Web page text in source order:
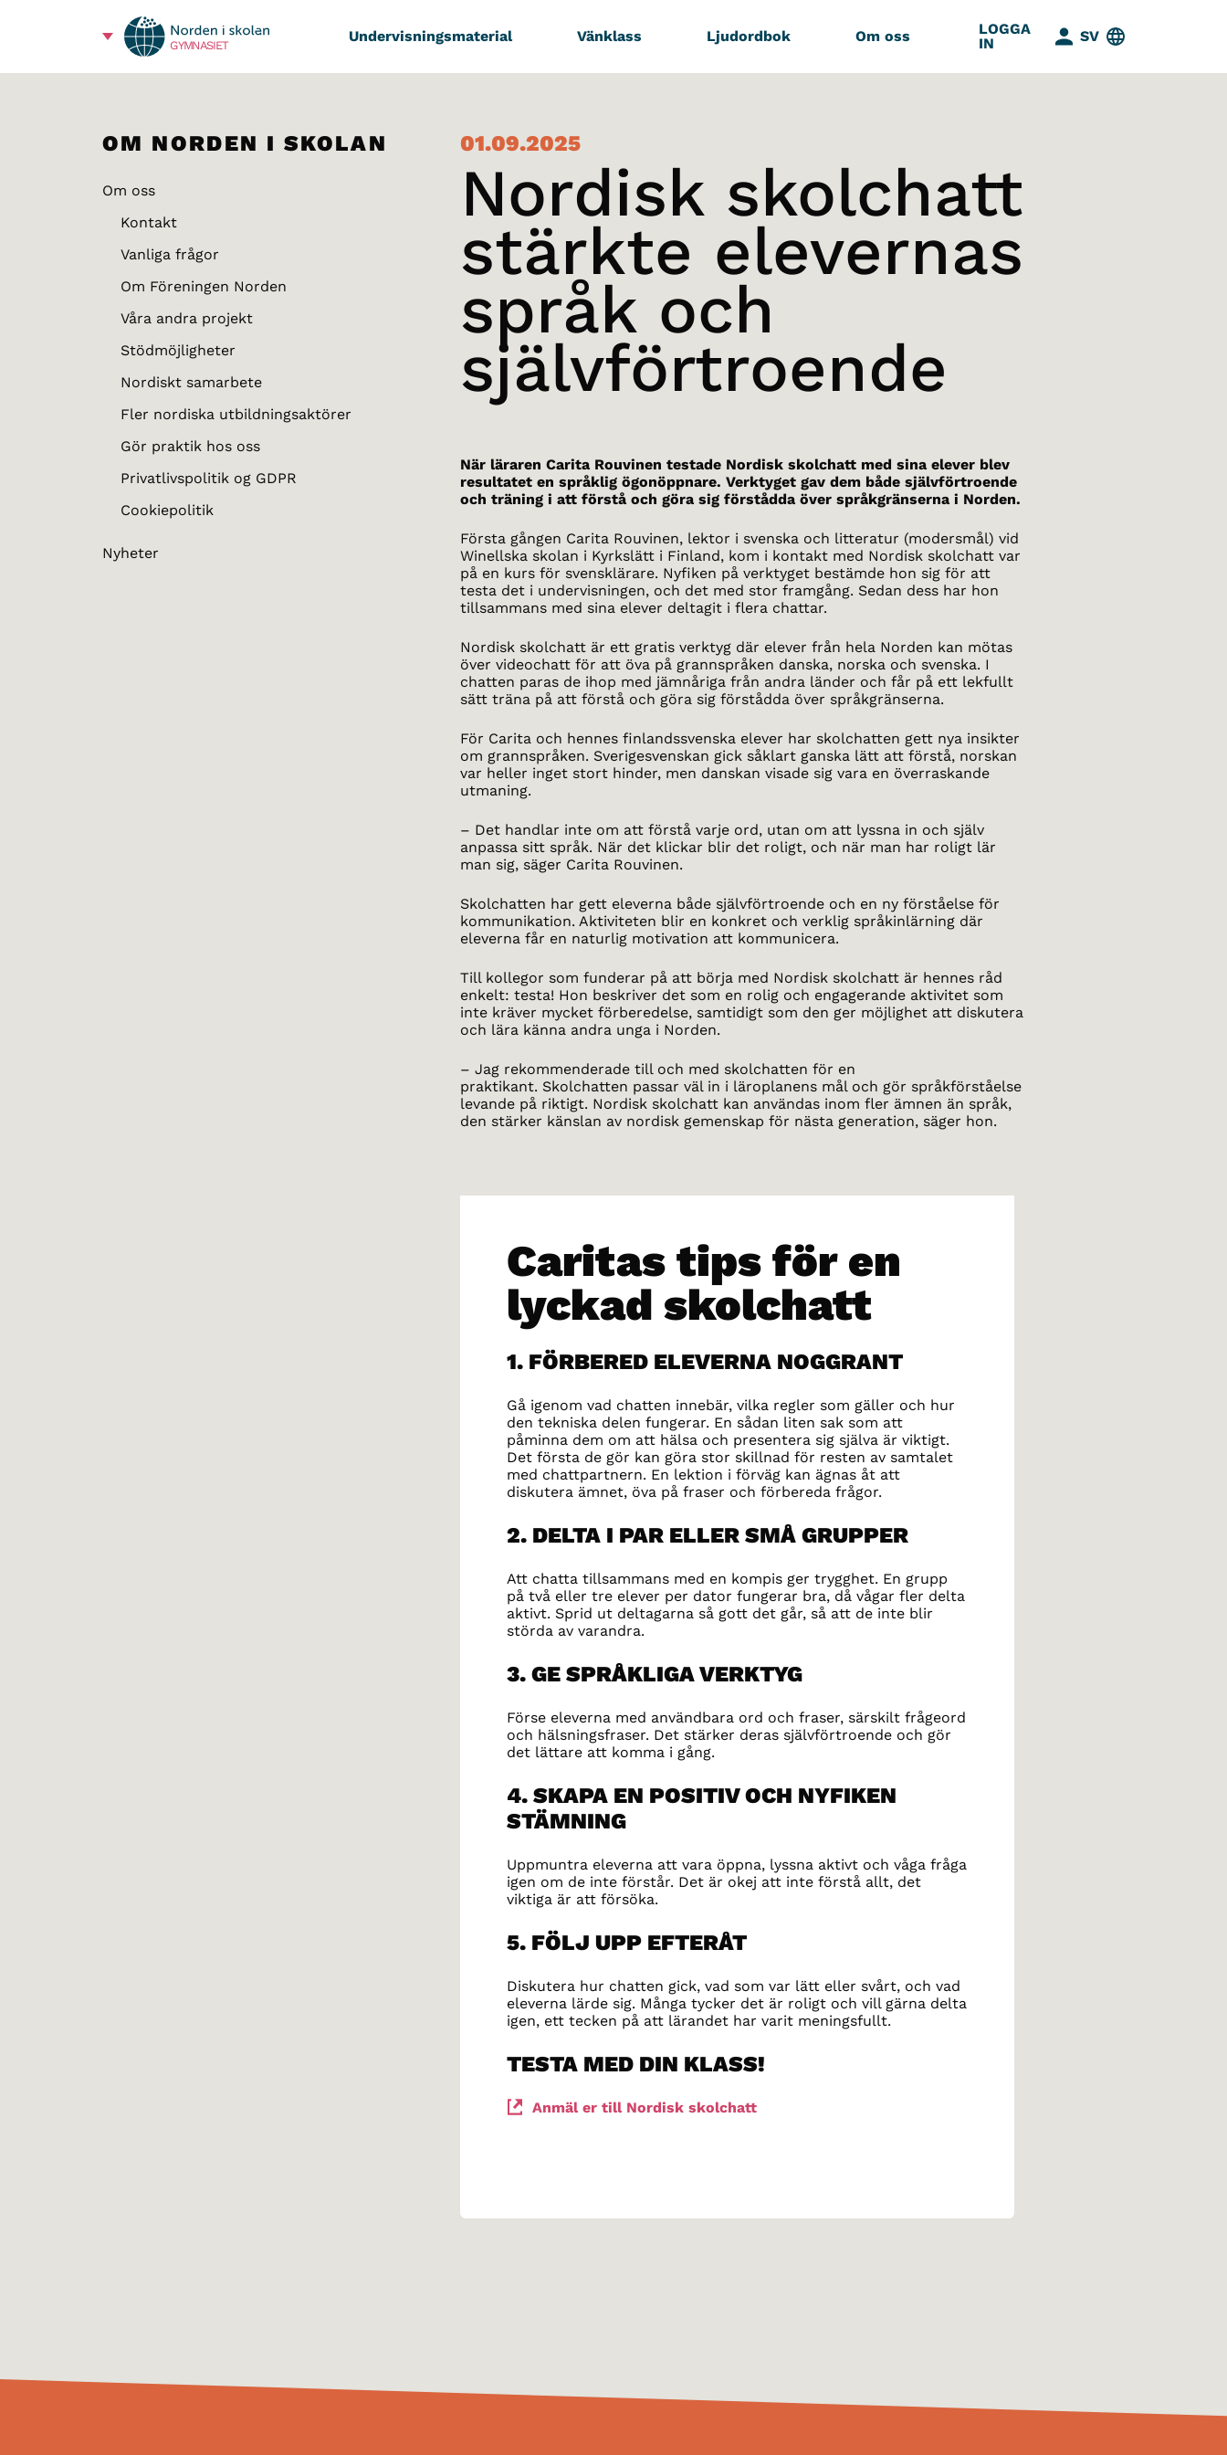
GYMNASIET
Undervisningsmaterial Vänklass Ljudordbok Om oss
LOGGA
IN
SV
OM NORDEN I SKOLAN
Om oss
Kontakt
Vanliga frågor
Om Föreningen Norden
Våra andra projekt
Stödmöjligheter
Nordiskt samarbete
Fler nordiska utbildningsaktörer
Gör praktik hos oss
Privatlivspolitik og GDPR
Cookiepolitik
Nyheter
01.09.2025
Nordisk skolchatt
stärkte elevernas
språk och
självförtroende
När läraren Carita Rouvinen testade Nordisk skolchatt med sina elever blev
resultatet en språklig ögonöppnare. Verktyget gav dem både självförtroende
och träning i att förstå och göra sig förstådda över språkgränserna i Norden.
Första gången Carita Rouvinen, lektor i svenska och litteratur (modersmål) vid
Winellska skolan i Kyrkslätt i Finland, kom i kontakt med Nordisk skolchatt var
på en kurs för svensklärare. Nyfiken på verktyget bestämde hon sig för att
testa det i undervisningen, och det med stor framgång. Sedan dess har hon
tillsammans med sina elever deltagit i flera chattar.
Nordisk skolchatt är ett gratis verktyg där elever från hela Norden kan mötas
över videochatt för att öva på grannspråken danska, norska och svenska. I
chatten paras de ihop med jämnåriga från andra länder och får på ett lekfullt
sätt träna på att förstå och göra sig förstådda över språkgränserna.
För Carita och hennes finlandssvenska elever har skolchatten gett nya insikter
om grannspråken. Sverigesvenskan gick såklart ganska lätt att förstå, norskan
var heller inget stort hinder, men danskan visade sig vara en överraskande
utmaning.
– Det handlar inte om att förstå varje ord, utan om att lyssna in och själv
anpassa sitt språk. När det klickar blir det roligt, och när man har roligt lär
man sig, säger Carita Rouvinen.
Skolchatten har gett eleverna både självförtroende och en ny förståelse för
kommunikation. Aktiviteten blir en konkret och verklig språkinlärning där
eleverna får en naturlig motivation att kommunicera.
Till kollegor som funderar på att börja med Nordisk skolchatt är hennes råd
enkelt: testa! Hon beskriver det som en rolig och engagerande aktivitet som
inte kräver mycket förberedelse, samtidigt som den ger möjlighet att diskutera
och lära känna andra unga i Norden.
– Jag rekommenderade till och med skolchatten för en
praktikant. Skolchatten passar väl in i läroplanens mål och gör språkförståelse
levande på riktigt. Nordisk skolchatt kan användas inom fler ämnen än språk,
den stärker känslan av nordisk gemenskap för nästa generation, säger hon.
Caritas tips för en
lyckad skolchatt
1. FÖRBERED ELEVERNA NOGGRANT
Gå igenom vad chatten innebär, vilka regler som gäller och hur
den tekniska delen fungerar. En sådan liten sak som att
påminna dem om att hälsa och presentera sig själva är viktigt.
Det första de gör kan göra stor skillnad för resten av samtalet
med chattpartnern. En lektion i förväg kan ägnas åt att
diskutera ämnet, öva på fraser och förbereda frågor.
2. DELTA I PAR ELLER SMÅ GRUPPER
Att chatta tillsammans med en kompis ger trygghet. En grupp
på två eller tre elever per dator fungerar bra, då vågar fler delta
aktivt. Sprid ut deltagarna så gott det går, så att de inte blir
störda av varandra.
3. GE SPRÅKLIGA VERKTYG
Förse eleverna med användbara ord och fraser, särskilt frågeord
och hälsningsfraser. Det stärker deras självförtroende och gör
det lättare att komma i gång.
4. SKAPA EN POSITIV OCH NYFIKEN
STÄMNING
Uppmuntra eleverna att vara öppna, lyssna aktivt och våga fråga
igen om de inte förstår. Det är okej att inte förstå allt, det
viktiga är att försöka.
5. FÖLJ UPP EFTERÅT
Diskutera hur chatten gick, vad som var lätt eller svårt, och vad
eleverna lärde sig. Många tycker det är roligt och vill gärna delta
igen, ett tecken på att lärandet har varit meningsfullt.
TESTA MED DIN KLASS!
Anmäl er till Nordisk skolchatt